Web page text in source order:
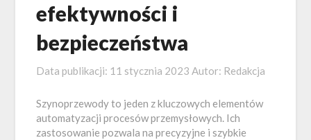
efektywności i
bezpieczeństwa
Data publikacji: 11 stycznia 2023 Autor: Redakcja
Szynoprzewody to jeden z kluczowych elementów
automatyzacji procesów przemysłowych. Ich
zastosowanie pozwala na precyzyjne i szybkie